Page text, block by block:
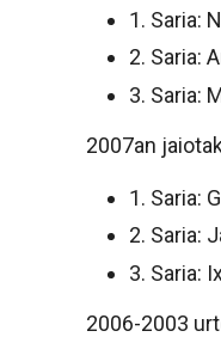
1. Saria:
2. Saria:
3. Saria:
2007an
1. Saria:
2. Saria:
3. Saria:
2006-2003